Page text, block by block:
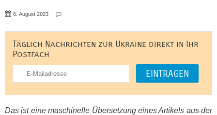
6. August 2023
Täglich Nachrichten zur Ukraine direkt in Ihr
Postfach
Das ist eine maschinelle Übersetzung eines Artikels aus der